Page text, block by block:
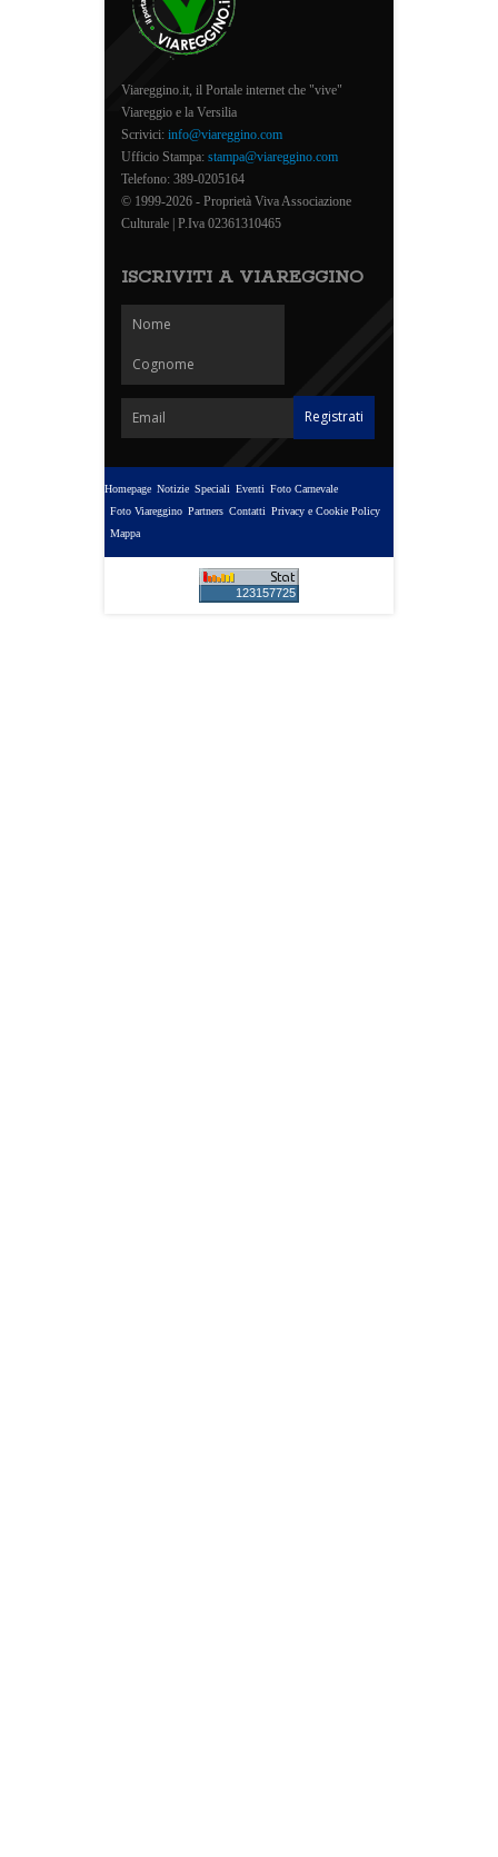
Viareggino.it, il Portale internet che "vive"
Viareggio e la Versilia
Scrivici: info@viareggino.com
Ufficio Stampa: stampa@viareggino.com
Telefono: 389-0205164
© 1999-2026 - Proprietà Viva Associazione
Culturale | P.Iva 02361310465
ISCRIVITI A VIAREGGINO
Homepage Notizie Speciali Eventi Foto Carnevale
Foto Viareggino Partners Contatti Privacy e Cookie Policy
Mappa
123157725